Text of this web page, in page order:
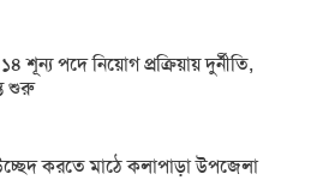
শূন্য পদে নিয়োগ প্রক্রিয়ায় দুর্নীতি,
শুরু
করতে মাঠে কলাপাড়া উপজেলা